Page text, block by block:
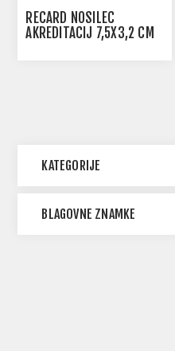
RECARD NOSILEC
AKREDITACIJ 7,5X3,2 CM
KATEGORIJE
BLAGOVNE ZNAMKE